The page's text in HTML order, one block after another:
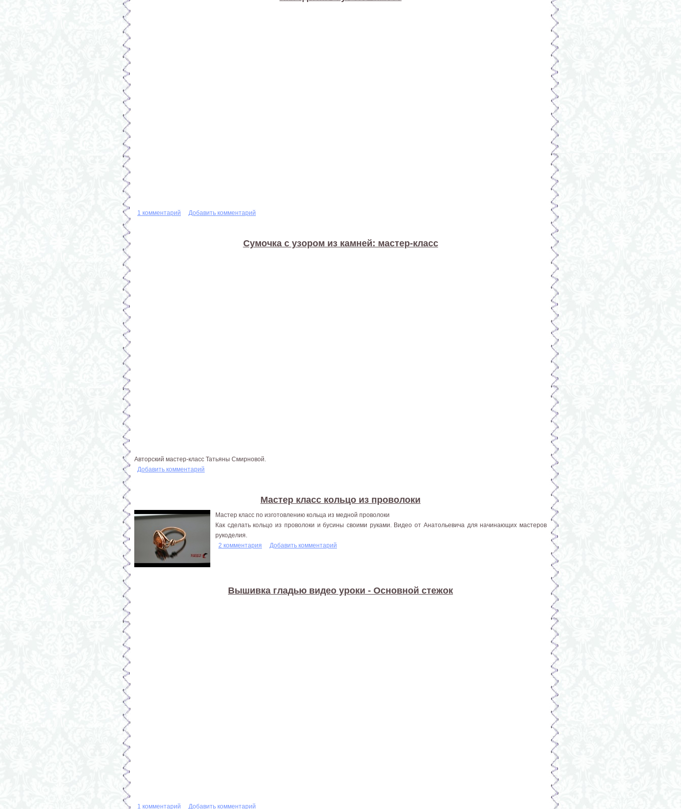
1 комментарий Добавить комментарий
Сумочка с узором из камней: мастер-класс
Авторский мастер-класс Татьяны Смирновой.
Добавить комментарий
Мастер класс кольцо из проволоки
Мастер класс по изготовлению кольца из медной проволоки
Как сделать кольцо из проволоки и бусины своими руками. Видео от Анатольевича для начинающих мастеров
рукоделия.
2 комментария
Добавить комментарий
Вышивка гладью видео уроки - Основной стежок
1 комментарий Добавить комментарий